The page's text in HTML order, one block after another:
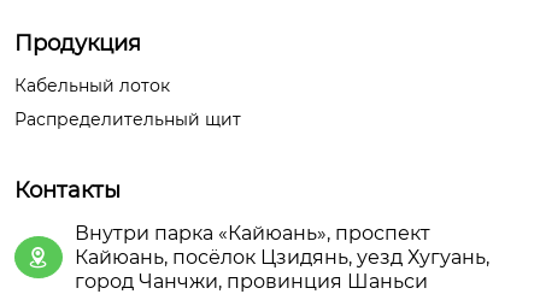
Продукция
Кабельный лоток
Распределительный щит
Контакты

Внутри парка «Кайюань», проспект
Кайюань, посёлок Цзидянь, уезд Хугуань,
город Чанчжи, провинция Шаньси